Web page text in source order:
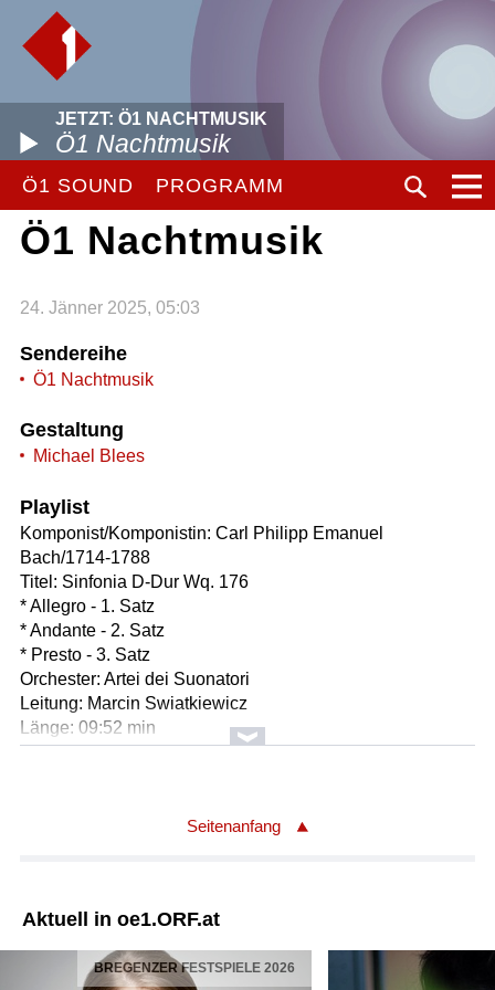
JETZT: Ö1 NACHTMUSIK
Ö1 Nachtmusik
Ö1 SOUND PROGRAMM
Ö1 Nachtmusik
24. Jänner 2025, 05:03
Sendereihe
Ö1 Nachtmusik
Gestaltung
Michael Blees
Playlist
Komponist/Komponistin: Carl Philipp Emanuel
Bach/1714-1788
Titel: Sinfonia D-Dur Wq. 176
* Allegro - 1. Satz
* Andante - 2. Satz
* Presto - 3. Satz
Orchester: Artei dei Suonatori
Leitung: Marcin Swiatkiewicz
Länge: 09:52 min
Label: EBU/PLPR
Bearbeiter/Bearbeiterin: Unbekannt
* Presto - 3. Satz
Orchester: Niederländisches Kammerorchester
Leitung: Rudolf Werthen
Seitenanfang
Aktuell in oe1.ORF.at
BREGENZER FESTSPIELE 2026